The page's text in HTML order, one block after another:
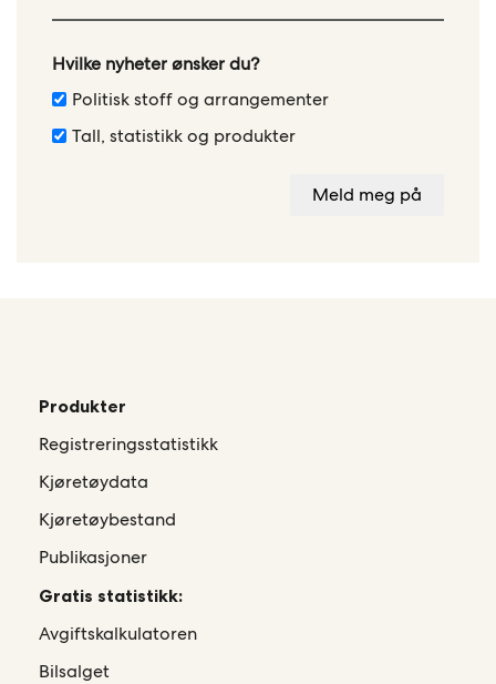
blank
Hvilke nyheter ønsker du?
Politisk stoff og arrangementer
Tall, statistikk og produkter
Meld meg på
Produkter
Registreringsstatistikk
Kjøretøydata
Kjøretøybestand
Publikasjoner
Gratis statistikk:
Avgiftskalkulatoren
Bilsalget